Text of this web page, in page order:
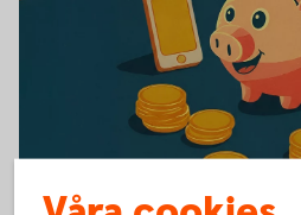
Tumba bruksmuseum